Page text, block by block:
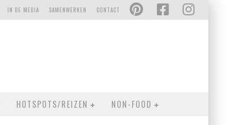
CONTACT
SAMENWERKEN
IN DE MEDIA
HOTSPOTS/REIZEN NON-FOOD